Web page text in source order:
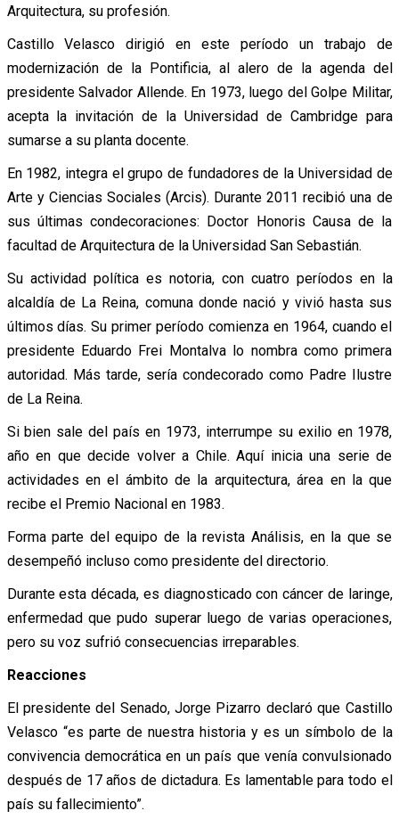
Arquitectura, su profesión.
Castillo Velasco dirigió en este período un trabajo de
modernización de la Pontificia, al alero de la agenda del
presidente Salvador Allende. En 1973, luego del Golpe Militar,
acepta la invitación de la Universidad de Cambridge para
sumarse a su planta docente.
En 1982, integra el grupo de fundadores de la Universidad de
Arte y Ciencias Sociales (Arcis). Durante 2011 recibió una de
sus últimas condecoraciones: Doctor Honoris Causa de la
facultad de Arquitectura de la Universidad San Sebastián.
Su actividad política es notoria, con cuatro períodos en la
alcaldía de La Reina, comuna donde nació y vivió hasta sus
últimos días. Su primer período comienza en 1964, cuando el
presidente Eduardo Frei Montalva lo nombra como primera
autoridad. Más tarde, sería condecorado como Padre Ilustre
de La Reina.
Si bien sale del país en 1973, interrumpe su exilio en 1978,
año en que decide volver a Chile. Aquí inicia una serie de
actividades en el ámbito de la arquitectura, área en la que
recibe el Premio Nacional en 1983.
Forma parte del equipo de la revista Análisis, en la que se
desempeñó incluso como presidente del directorio.
Durante esta década, es diagnosticado con cáncer de laringe,
enfermedad que pudo superar luego de varias operaciones,
pero su voz sufrió consecuencias irreparables.
Reacciones
El presidente del Senado, Jorge Pizarro declaró que Castillo
Velasco “es parte de nuestra historia y es un símbolo de la
convivencia democrática en un país que venía convulsionado
después de 17 años de dictadura. Es lamentable para todo el
país su fallecimiento”.